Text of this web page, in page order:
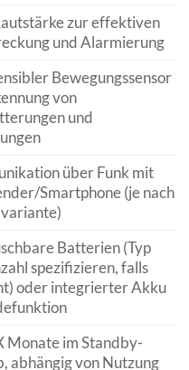
zur effektiven
und Alarmierung
Bewegungssensor
von
und
über Funk mit
Smartphone (je nach
Batterien (Typ
spezifizieren, falls
oder integrierter Akku
Monate im Standby-
abhängig von Nutzung